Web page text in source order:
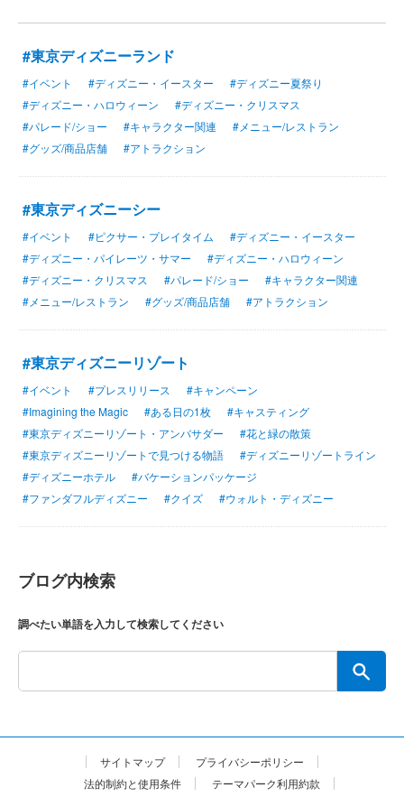
#東京ディズニーランド
#イベント #ディズニー・イースター
#ディズニー夏祭り
#ディズニー・ハロウィーン
#ディズニー・クリスマス
#パレード/ショー
#キャラクター関連
#メニュー/レストラン
#グッズ/商品店舗
#アトラクション
#東京ディズニーシー
#イベント #ピクサー・プレイタイム
#ディズニー・イースター
#ディズニー・パイレーツ・サマー
#ディズニー・ハロウィーン
#ディズニー・クリスマス
#パレード/ショー
#キャラクター関連
#メニュー/レストラン
#グッズ/商品店舗 #アトラクション
#東京ディズニーリゾート
#イベント #プレスリリース
#キャンペーン
#Imagining the Magic
#ある日の1枚
#キャスティング
#東京ディズニーリゾート・アンバサダー
#花と緑の散策
#東京ディズニーリゾートで見つける物語
#ディズニーリゾートライン
#ディズニーホテル
#バケーションパッケージ
#ファンダフルディズニー
#クイズ #ウォルト・ディズニー
ブログ内検索
調べたい単語を入力して検索してください
サイトマップ
プライバシーポリシー
法的制約と使用条件
テーマパーク利用約款